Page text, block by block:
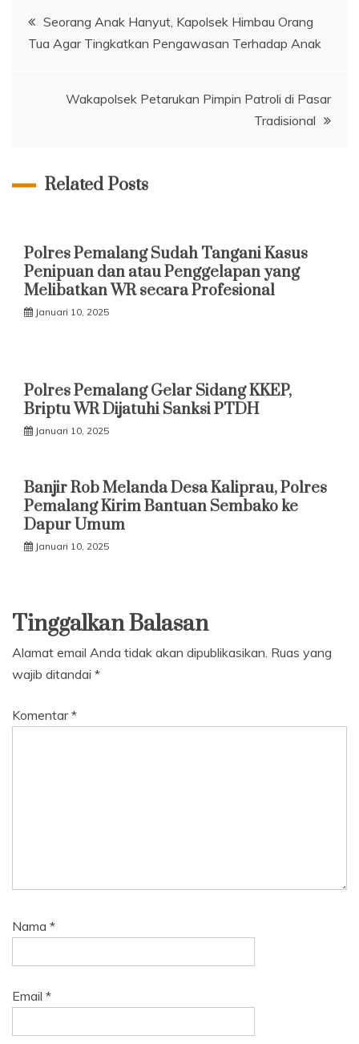
Navigasi
pos
Seorang Anak Hanyut, Kapolsek Himbau Orang
Tua Agar Tingkatkan Pengawasan Terhadap Anak
Wakapolsek Petarukan Pimpin Patroli di Pasar
Tradisional
Related Posts
Polres Pemalang Sudah Tangani Kasus
Penipuan dan atau Penggelapan yang
Melibatkan WR secara Profesional
Januari 10, 2025
Polres Pemalang Gelar Sidang KKEP,
Briptu WR Dijatuhi Sanksi PTDH
Januari 10, 2025
Banjir Rob Melanda Desa Kaliprau, Polres
Pemalang Kirim Bantuan Sembako ke
Dapur Umum
Januari 10, 2025
Tinggalkan Balasan
Alamat email Anda tidak akan dipublikasikan. Ruas yang
wajib ditandai *
Komentar*
Nama *
Email *